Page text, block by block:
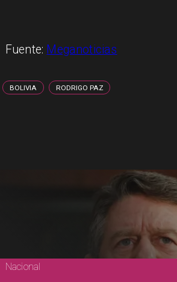
Fuente: Meganoticias
BOLIVIA RODRIGO PAZ
Nacional